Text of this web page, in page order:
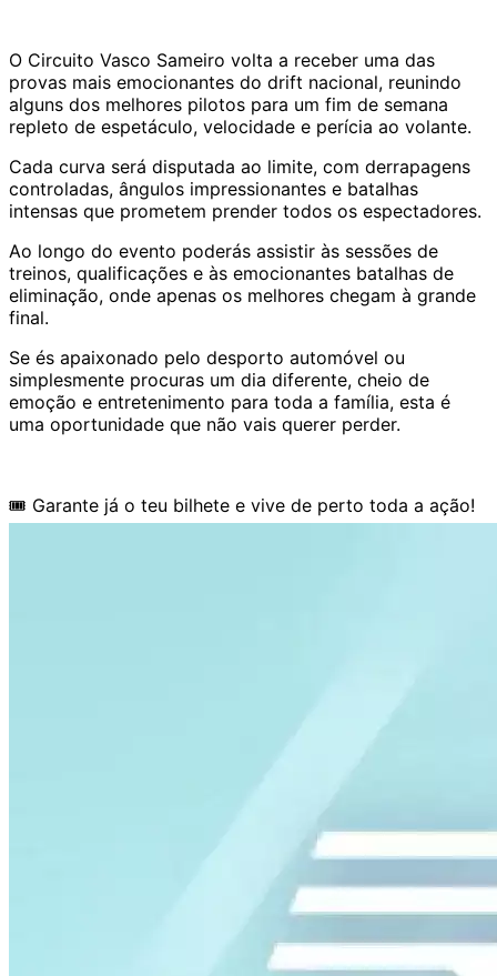
O Circuito Vasco Sameiro volta a receber uma das
provas mais emocionantes do drift nacional, reunindo
alguns dos melhores pilotos para um fim de semana
repleto de espetáculo, velocidade e perícia ao volante.
Cada curva será disputada ao limite, com derrapagens
controladas, ângulos impressionantes e batalhas
intensas que prometem prender todos os espectadores.
Ao longo do evento poderás assistir às sessões de
treinos, qualificações e às emocionantes batalhas de
eliminação, onde apenas os melhores chegam à grande
final.
Se és apaixonado pelo desporto automóvel ou
simplesmente procuras um dia diferente, cheio de
emoção e entretenimento para toda a família, esta é
uma oportunidade que não vais querer perder.
🎟️ Garante já o teu bilhete e vive de perto toda a ação!